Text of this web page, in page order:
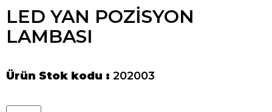
LED YAN POZİSYON
LAMBASI
Ürün Stok kodu : 202003